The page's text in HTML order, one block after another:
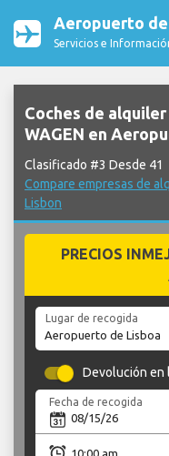
Aeropuerto
Servicios e
Coches de
WAGEN en
Clasificado #3 Desde 41
Compare empresas de
Lisbon
PRECIOS
Lugar de recogida
Devolución en
Fecha de recogida